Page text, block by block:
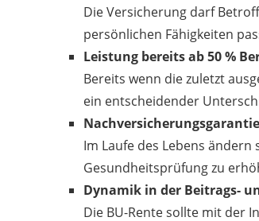
Die Versicherung darf
persönlichen Fähigkeiten
Leistung bereits ab 50 %
Bereits wenn die zuletzt
ein entscheidender
Nachversicherungsgarantie
Im Laufe des Lebens
Gesundheitsprüfung zu
Dynamik in der Beitrags-
Die BU-Rente sollte mit der